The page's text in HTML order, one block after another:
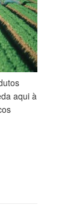
aqui à